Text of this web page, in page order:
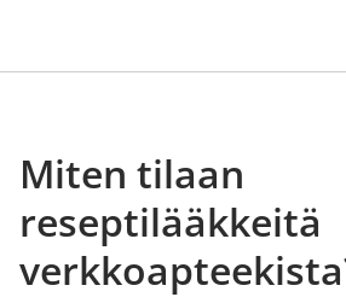
Miten tilaan
reseptilääkkeitä